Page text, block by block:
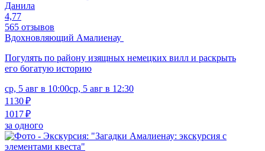
Данила
4,77
565 отзывов
Вдохновляющий Амалиенау
Погулять по району изящных немецких вилл и раскрыть
его богатую историю
ср, 5 авг в 10:00ср, 5 авг в 12:30
1130 ₽
1017 ₽
за одного